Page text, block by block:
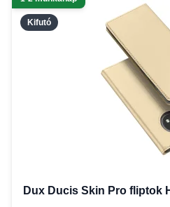
Kifutó
Dux Ducis Skin Pro fliptok